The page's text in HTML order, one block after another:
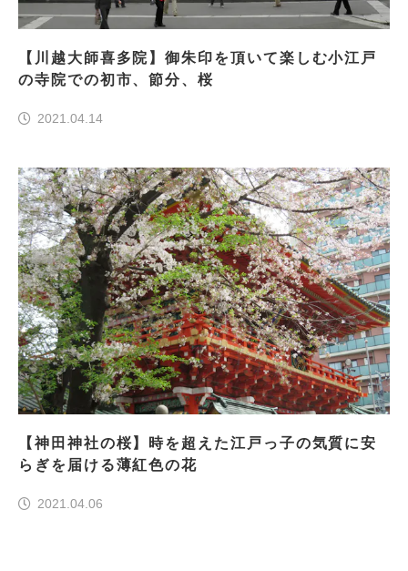
【川越大師喜多院】御朱印を頂いて楽しむ小江戸
の寺院での初市、節分、桜
2021.04.14
【神田神社の桜】時を超えた江戸っ子の気質に安
らぎを届ける薄紅色の花
2021.04.06